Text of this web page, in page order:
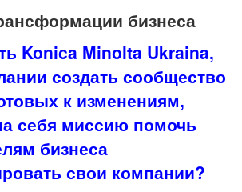
бизнеса
Konica Minolta Ukraina,
создать сообщество
к изменениям,
себя миссию помочь
бизнеса
свои компании?